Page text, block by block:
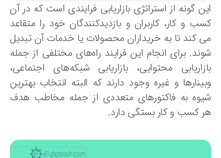
گونه از استراتژی بازاریابی فرایندی است که در آن
و کار، کاربران و بازدیدکنندگان خود را متقاعد
کند تا به خریداران محصولات یا خدمات آن تبدیل
برای انجام این فرایند راه‌های مختلفی از جمله
محتوایی، بازاریابی شبکه‌های اجتماعی،
و غیره وجود دارند که البته انتخاب بهترین
به فاکتورهای متعددی از جمله مخاطب هدف
کسب و کار بستگی دارد.